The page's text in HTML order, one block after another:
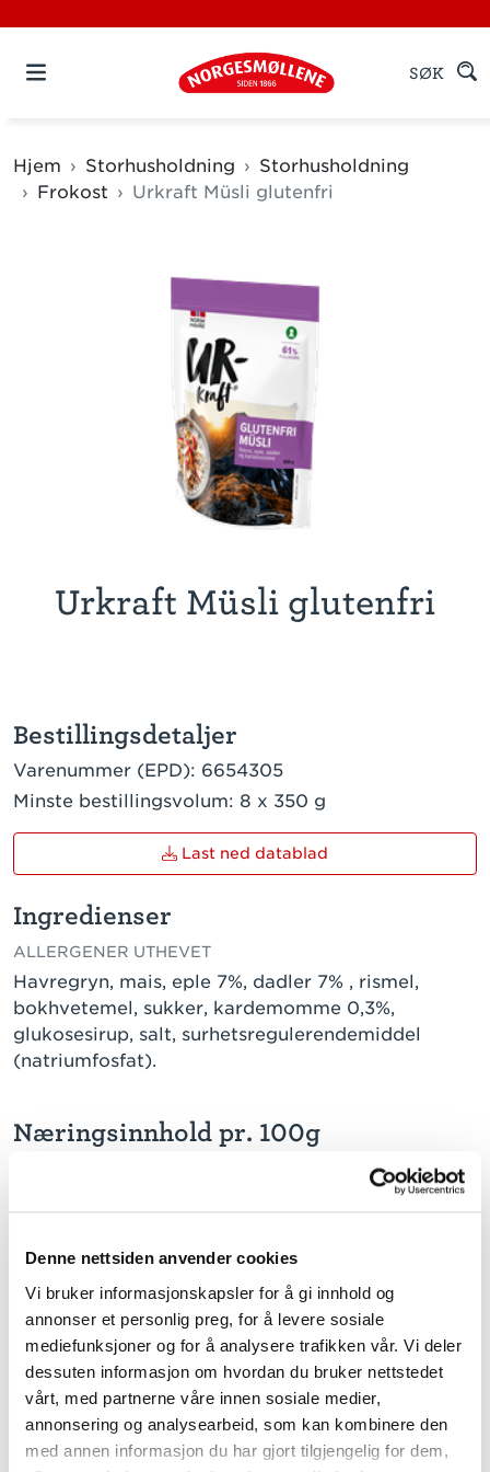
Denne nettsiden anvender cookies
Vi bruker informasjonskapsler for å gi innhold og
annonser et personlig preg, for å levere sosiale
mediefunksjoner og for å analysere trafikken vår. Vi deler
dessuten informasjon om hvordan du bruker nettstedet
vårt, med partnerne våre innen sosiale medier,
annonsering og analysearbeid, som kan kombinere den
med annen informasjon du har gjort tilgjengelig for dem,
SØK
Hjem Storhusholdning
Storhusholdning
Frokost
Urkraft Müsli glutenfri
Urkraft Müsli glutenfri
Bestillingsdetaljer
Varenummer (EPD): 6654305
Minste bestillingsvolum: 8 x 350 g
Last ned datablad
Ingredienser
ALLERGENER UTHEVET
Havregryn, mais, eple 7%, dadler 7% , rismel,
bokhvetemel, sukker, kardemomme 0,3%,
glukosesirup, salt, surhetsregulerendemiddel
(natriumfosfat).
Næringsinnhold pr. 100g
mettede fettsyrer
enumettede fettsyrer
1,4 g
flerumettede fettsyrer
1,4 g
Karbohydrater
66,0 g
herav: